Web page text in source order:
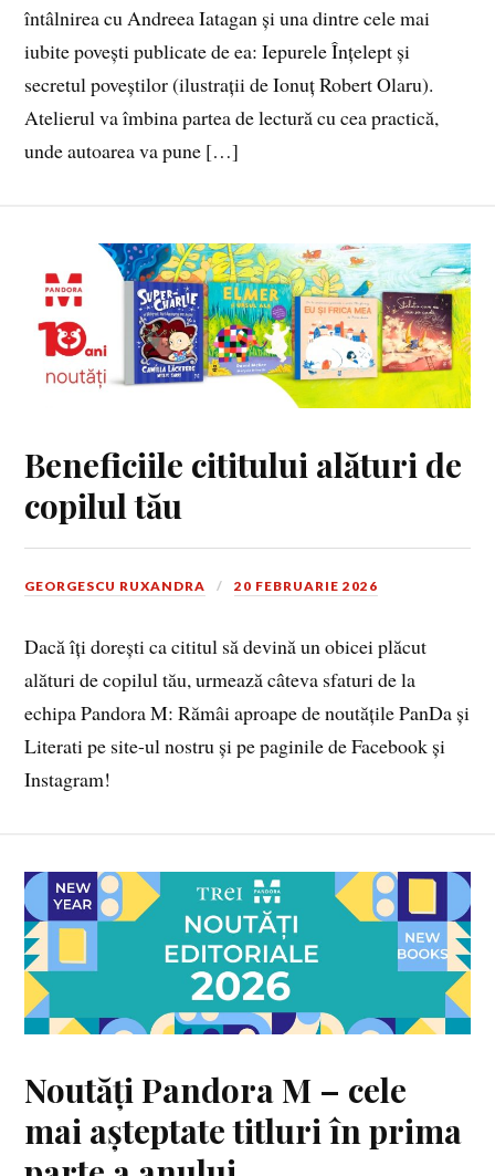
întâlnirea cu Andreea Iatagan și una dintre cele mai
iubite povești publicate de ea: Iepurele Înțelept și
secretul poveștilor (ilustrații de Ionuț Robert Olaru).
Atelierul va îmbina partea de lectură cu cea practică,
unde autoarea va pune […]
Beneficiile cititului alături de
copilul tău
GEORGESCU RUXANDRA 20 FEBRUARIE 2026
Dacă îți dorești ca cititul să devină un obicei plăcut
alături de copilul tău, urmează câteva sfaturi de la
echipa Pandora M: Rămâi aproape de noutățile PanDa și
Literati pe site-ul nostru și pe paginile de Facebook și
Instagram!
Noutăți Pandora M – cele
mai așteptate titluri în prima